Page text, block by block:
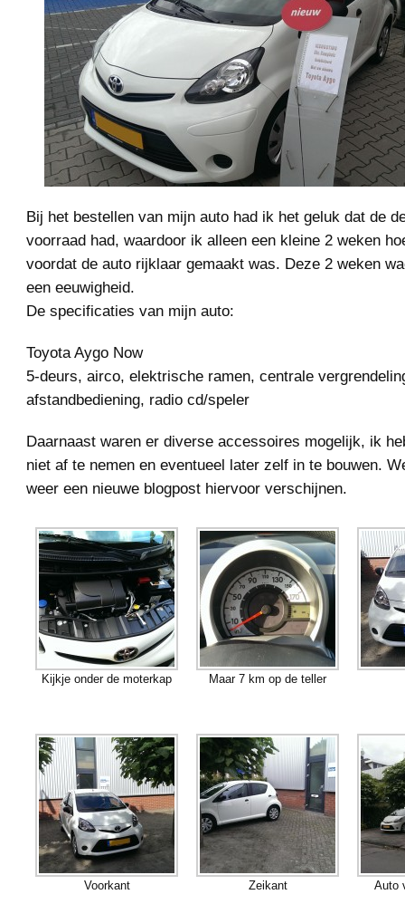
Bij het bestellen van mijn auto had ik het geluk dat de
voorraad had, waardoor ik alleen een kleine 2 weken
voordat de auto rijklaar gemaakt was. Deze 2 weken
een eeuwigheid.
De specificaties van mijn auto:
Toyota Aygo Now
5-deurs, airco, elektrische ramen, centrale
afstandbediening, radio cd/speler
Daarnaast waren er diverse accessoires mogelijk, ik
niet af te nemen en eventueel later zelf in te bouwen.
weer een nieuwe blogpost hiervoor verschijnen.
Kijkje onder de moterkap Maar 7 km op de teller
Voorkant Zeikant Auto